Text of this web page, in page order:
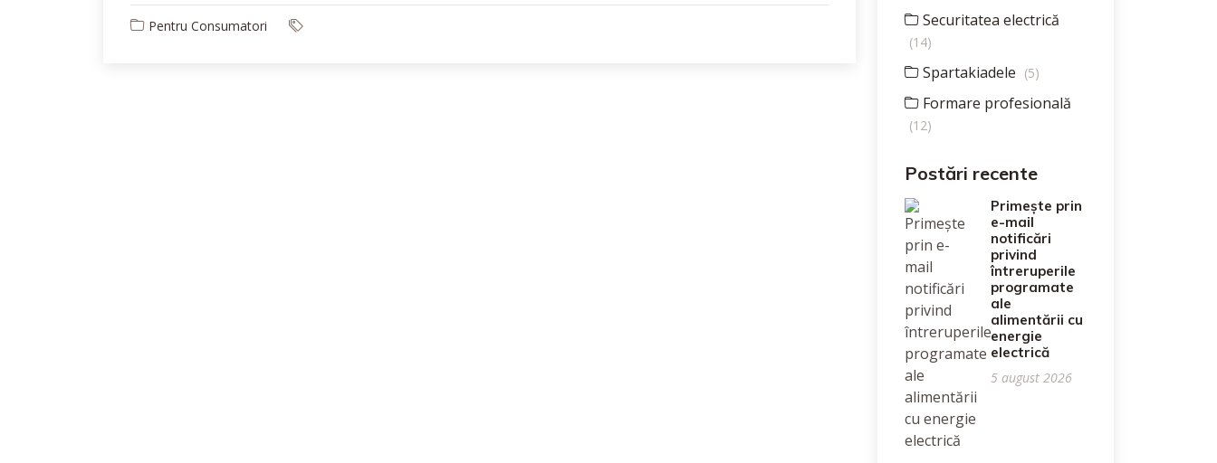
Pentru Consumatori Securitatea electrică
(14)
Spartakiadele (5)
Formare profesională
(12)
Postări recente
Primește prin
e-mail
notificări
privind
întreruperile
programate
ale
alimentării cu
energie
electrică
5 august 2026